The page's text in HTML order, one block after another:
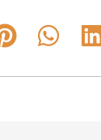
Share
Share